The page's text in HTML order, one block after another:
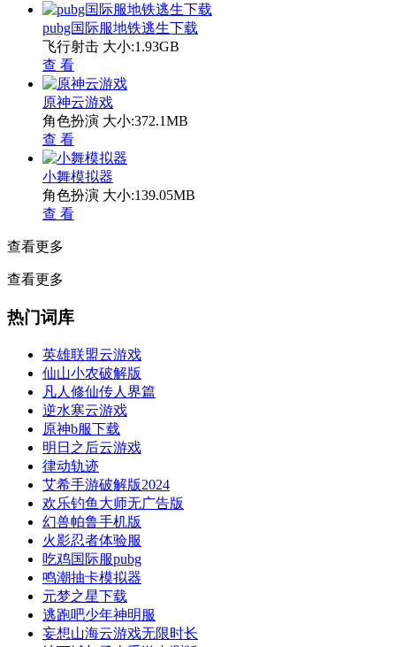
pubg国际服地铁逃生下载
飞行射击 大小:1.93GB
查 看
原神云游戏
角色扮演 大小:372.1MB
查 看
小舞模拟器
角色扮演 大小:139.05MB
查 看
查看更多
查看更多
热门词库
英雄联盟云游戏
仙山小农破解版
凡人修仙传人界篇
逆水寒云游戏
原神b服下载
明日之后云游戏
律动轨迹
艾希手游破解版2024
欢乐钓鱼大师无广告版
幻兽帕鲁手机版
火影忍者体验服
吃鸡国际服pubg
鸣潮抽卡模拟器
元梦之星下载
逃跑吧少年神明服
妄想山海云游戏无限时长